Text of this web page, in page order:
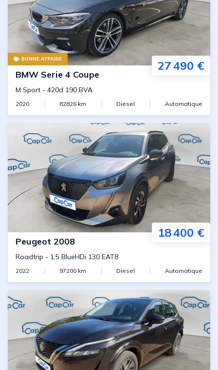
BONNE AFFAIRE 27 490 €
BMW Serie 4 Coupe
M Sport - 420d 190 BVA
2020 82826 km Diesel Automatique
18 400 €
Peugeot 2008
Roadtrip - 1.5 BlueHDi 130 EAT8
2022 97200 km Diesel Automatique